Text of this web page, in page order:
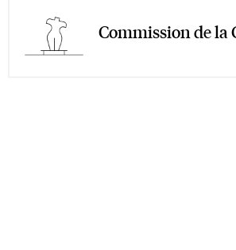
Commission de la